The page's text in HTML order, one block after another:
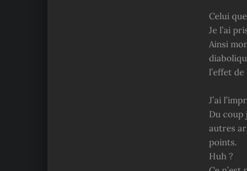
Celui
Je l’ai
Ainsi
l’effet
J’ai
Du coup
autres
points.
Huh ?